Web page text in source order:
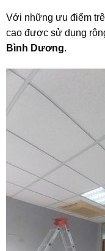
Với những ưu điểm
cao được sử dụng
Bình Dương.